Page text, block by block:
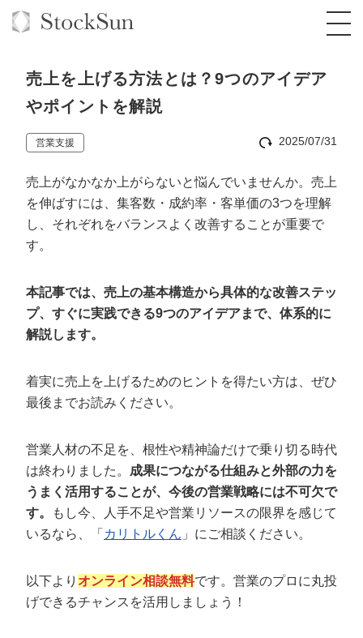
オーダーメイド支援
TOP
コンサルタント一覧
社内コンペ
クレーム窓口
BPO支援
定額制Webマーケティング代行『マキトルく
ん』
定額制採用代行・RPO『トルトルくん』
定額LINE運用代行『LINEマキトルくん』
オリジナルサービス
拡散付1日密着動画制作『まるごと社長』
1本無料で記事を制作『SEOトライアル』
採用YouTubeチャンネル構築『トリトル』
実績
お役立ち資料
料金表
オンラインサロン
StockSun道場
道場TOP
動画編集
広告運用
YouTubeディレクター
年収エージェント
会社概要・役員紹介
代表メッセージ（岩野圭佑）
取締役メッセージ（株本祐己）
業務委託
動画ディレクター
売上を上げる方法とは？9つのアイデア
やポイントを解説
営業支援 2025/07/31
売上がなかなか上がらないと悩んでいませんか。売上
を伸ばすには、集客数・成約率・客単価の3つを理解
し、それぞれをバランスよく改善することが重要で
す。
本記事では、売上の基本構造から具体的な改善ステッ
プ、すぐに実践できる9つのアイデアまで、体系的に
解説します。
着実に売上を上げるためのヒントを得たい方は、ぜひ
最後までお読みください。
営業人材の不足を、根性や精神論だけで乗り切る時代
は終わりました。 成果につながる仕組みと外部の力を
うまく活用することが、今後の営業戦略には不可欠で
す。
もし今、人手不足や営業リソースの限界を感じて
いるなら、「 カリトルくん 」にご相談ください。
以下より オンライン相談無料です。営業のプロに丸投
げできるチャンスを活用しましょう！